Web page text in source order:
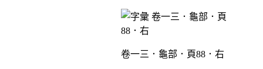
卷一三．龜部．頁88．右